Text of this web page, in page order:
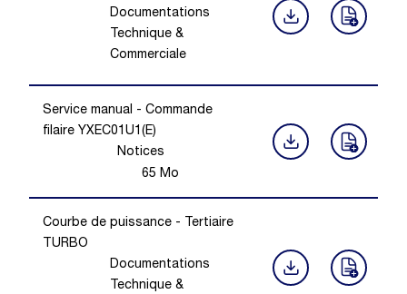
Documentations
Technique &
Commerciale
Service manual - Commande
filaire YXEC01U1(E)
Notices
65 Mo
Courbe de puissance - Tertiaire
TURBO
Documentations
Technique &